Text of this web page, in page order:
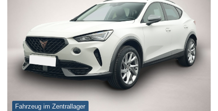
Fahrzeug im Zentrallager